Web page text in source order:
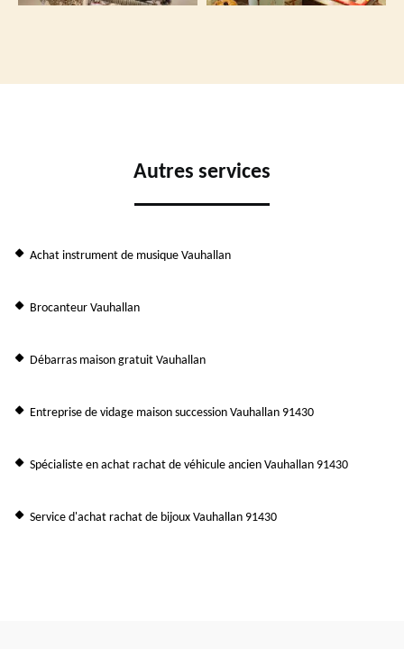
Autres services
Achat instrument de musique Vauhallan
Brocanteur Vauhallan
Débarras maison gratuit Vauhallan
Entreprise de vidage maison succession Vauhallan 91430
Spécialiste en achat rachat de véhicule ancien Vauhallan 91430
Service d'achat rachat de bijoux Vauhallan 91430